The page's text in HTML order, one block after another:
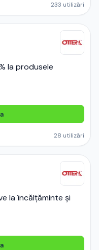
233 utilizări
la produsele
28 utilizări
la încălțăminte și